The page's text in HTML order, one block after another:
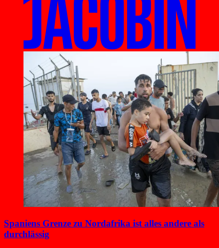
Spaniens Grenze zu Nordafrika ist alles andere als
durchlässig